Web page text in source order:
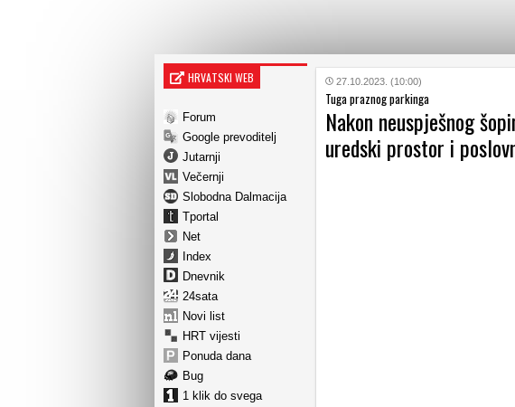
HRVATSKI WEB
Forum
Google prevoditelj
Jutarnji
Večernji
Slobodna Dalmacija
Tportal
Net
Index
Dnevnik
24sata
Novi list
HRT vijesti
Ponuda dana
Bug
1 klik do svega
27.10.2023. (10:00)
Tuga praznog parkinga
Nakon neuspješnog
uredski prostor i